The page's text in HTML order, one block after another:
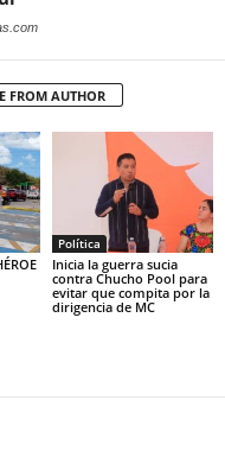
FROM AUTHOR
Política
Inicia la guerra sucia
contra Chucho Pool para
evitar que compita por la
dirigencia de MC